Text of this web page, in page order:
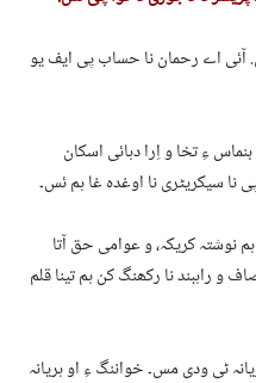
اونا سن 90 سال ئس. آئی اے رحمان نا حساب پی ایف یو
ءِ تخا و اِرا دہائی اسکان
نا سیکریٹری نا اوغدہ غا ہم ئس۔
نوشتہ کریکہ، و عوامی حق آتا
و راہبند نا رکھنگ کن ہم تینا قلم
نا شار ہریانہ ٹی ودی مس۔ خواننگ ءِ او ہریانہ